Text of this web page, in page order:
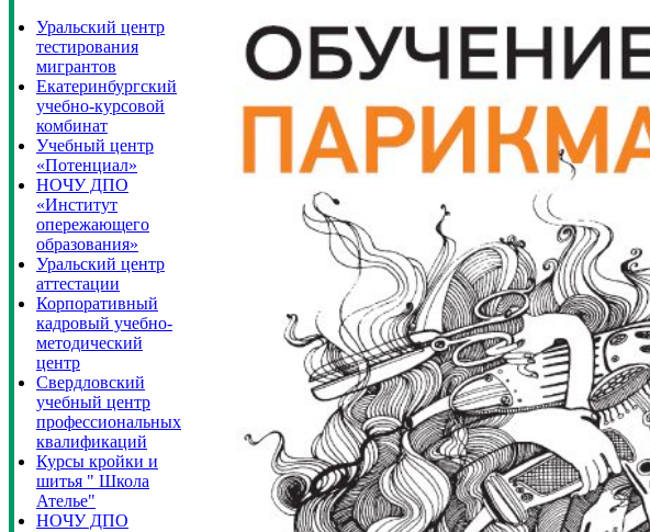
Уральский центр
тестирования
мигрантов
Екатеринбургский
учебно-курсовой
комбинат
Учебный центр
«Потенциал»
НОЧУ ДПО
«Институт
опережающего
образования»
Уральский центр
аттестации
Корпоративный
кадровый учебно-
методический
центр
Свердловский
учебный центр
профессиональных
квалификаций
Курсы кройки и
шитья " Школа
Ателье"
НОЧУ ДПО